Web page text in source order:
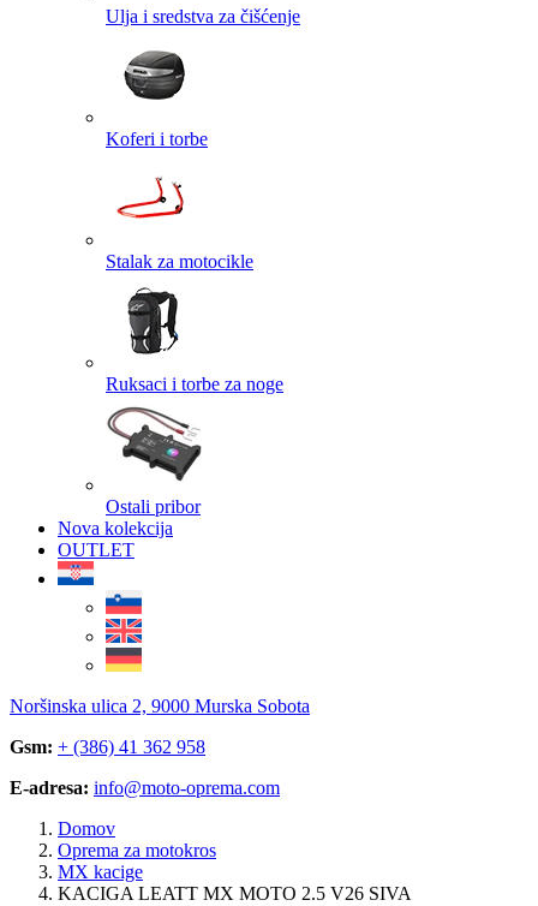
Ulja i sredstva za čišćenje
Koferi i torbe
Stalak za motocikle
Ruksaci i torbe za noge
Ostali pribor
Nova kolekcija
OUTLET
Noršinska ulica 2, 9000 Murska Sobota
Gsm: + (386) 41 362 958
E-adresa: info@moto-oprema.com
Domov
Oprema za motokros
MX kacige
KACIGA LEATT MX MOTO 2.5 V26 SIVA